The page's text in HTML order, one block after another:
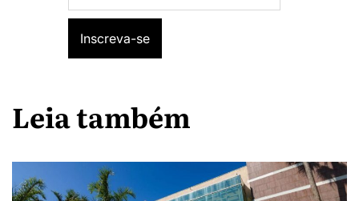
Leia também